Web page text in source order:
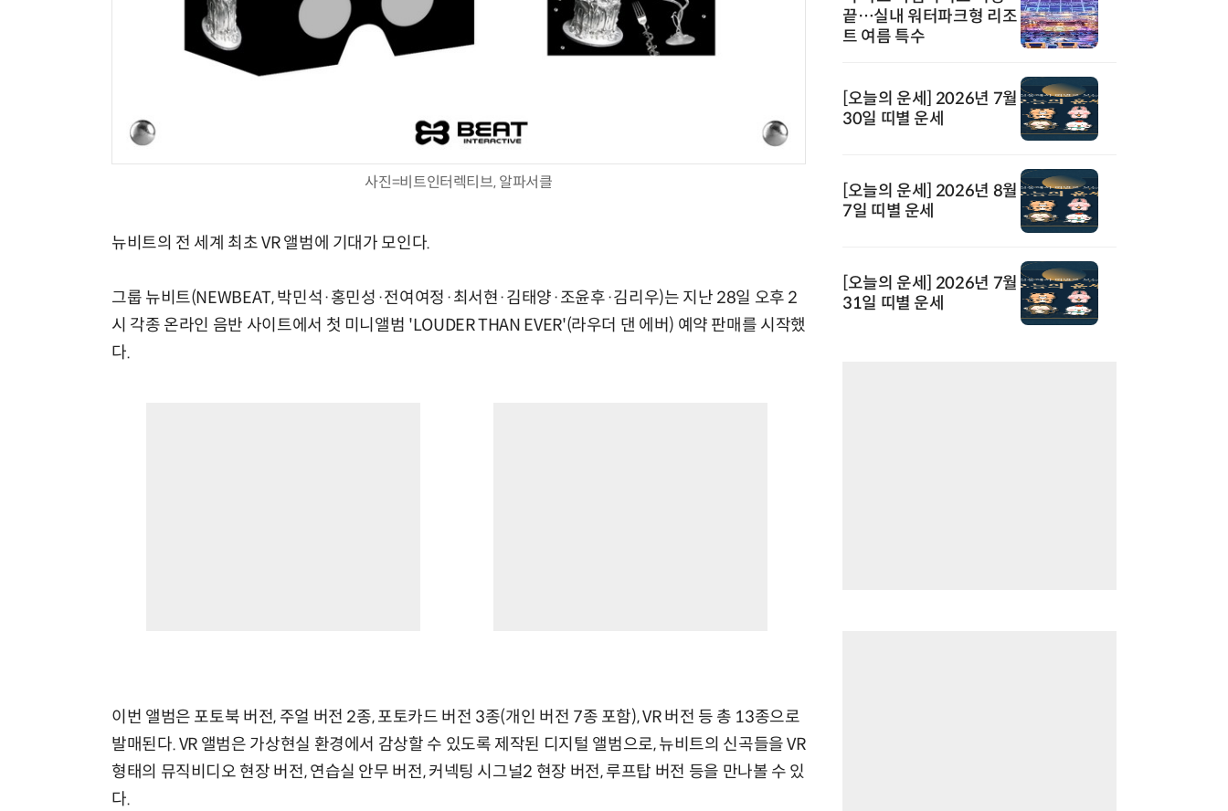
사진=비트인터렉티브, 알파서클
뉴비트의 전 세계 최초 VR 앨범에 기대가 모인다.
그룹 뉴비트(NEWBEAT, 박민석·홍민성·전여여정·최서현·김태양·조윤후·김리우)는 지난 28일 오후 2
시 각종 온라인 음반 사이트에서 첫 미니앨범 'LOUDER THAN EVER'(라우더 댄 에버) 예약 판매를 시작했
다.
이번 앨범은 포토북 버전, 주얼 버전 2종, 포토카드 버전 3종(개인 버전 7종 포함), VR 버전 등 총 13종으로
발매된다. VR 앨범은 가상현실 환경에서 감상할 수 있도록 제작된 디지털 앨범으로, 뉴비트의 신곡들을 VR
형태의 뮤직비디오 현장 버전, 연습실 안무 버전, 커넥팅 시그널2 현장 버전, 루프탑 버전 등을 만나볼 수 있
다.
끝…실내 워터파크형 리조
트 여름 특수
[오늘의 운세] 2026년 7월
30일 띠별 운세
[오늘의 운세] 2026년 8월
7일 띠별 운세
[오늘의 운세] 2026년 7월
31일 띠별 운세